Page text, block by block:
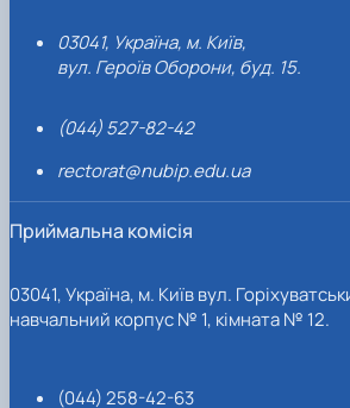
03041, Україна, м. Київ,
вул. Героїв Оборони, буд. 15.
(044) 527-82-42
rectorat@nubip.edu.ua
Приймальна комісія
03041, Україна, м. Київ вул.
навчальний корпус № 1, кімната № 12.
(044) 258-42-63